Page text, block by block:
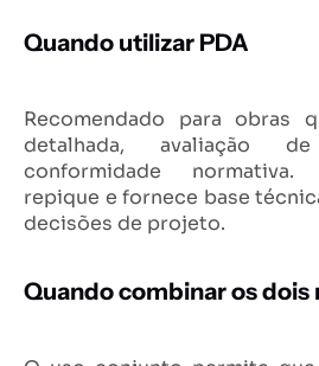
Quando utilizar PDA
Recomendado para obras
detalhada, avaliação
conformidade
repique e fornece base
decisões de projeto.
Quando combinar os dois